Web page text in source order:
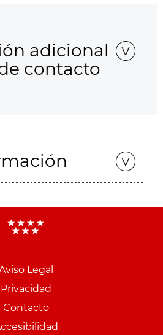
adicional
contacto
Legal
Privacidad
Contacto